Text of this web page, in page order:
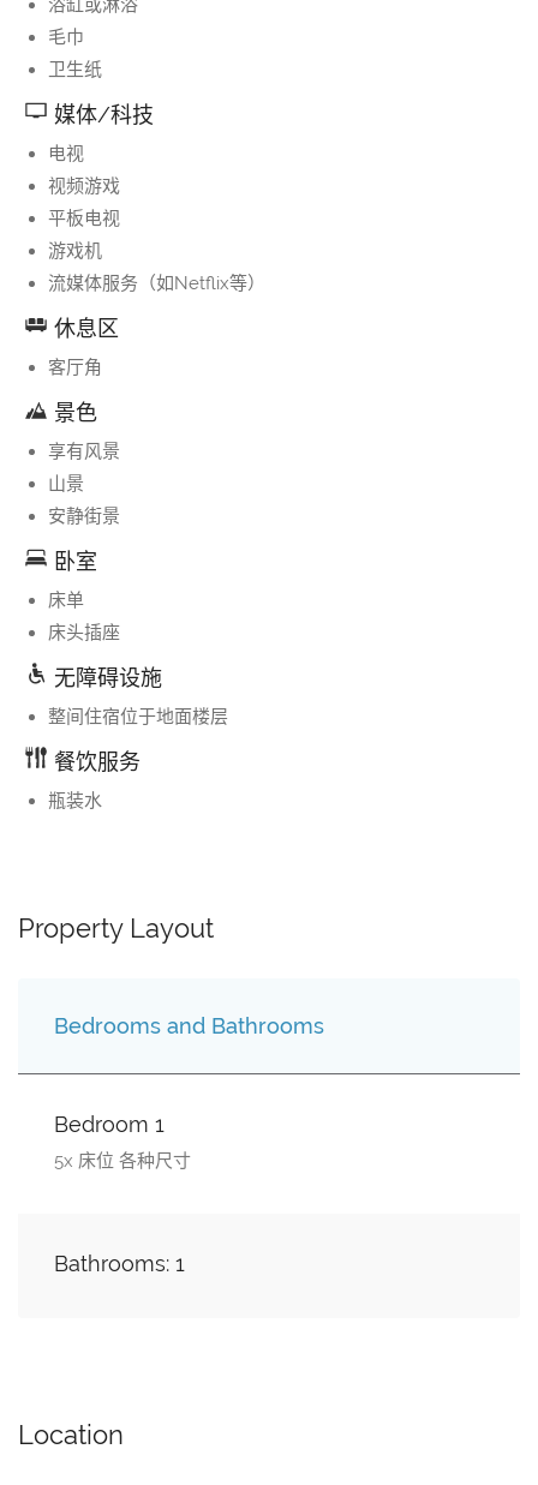
浴缸或淋浴
毛巾
卫生纸
媒体/科技
电视
视频游戏
平板电视
游戏机
流媒体服务（如Netflix等）
休息区
客厅角
景色
享有风景
山景
安静街景
卧室
床单
床头插座
无障碍设施
整间住宿位于地面楼层
餐饮服务
瓶装水
Property Layout
Bedrooms and Bathrooms
Bedroom 1
5x 床位 各种尺寸
Bathrooms: 1
Location